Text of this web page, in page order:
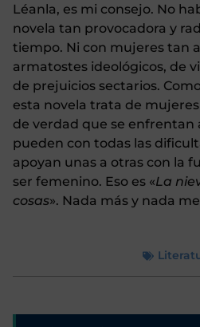
Léanla, es mi consejo. No
novela tan provocadora y
tiempo. Ni con mujeres tan
armatostes ideológicos, de
de prejuicios sectarios.
esta novela trata de
de verdad que se enfrentan
pueden con todas las
apoyan unas a otras con la
ser femenino. Eso es «La
cosas». Nada más y nada